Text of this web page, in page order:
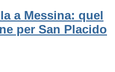
a Messina: quel
per San Placido